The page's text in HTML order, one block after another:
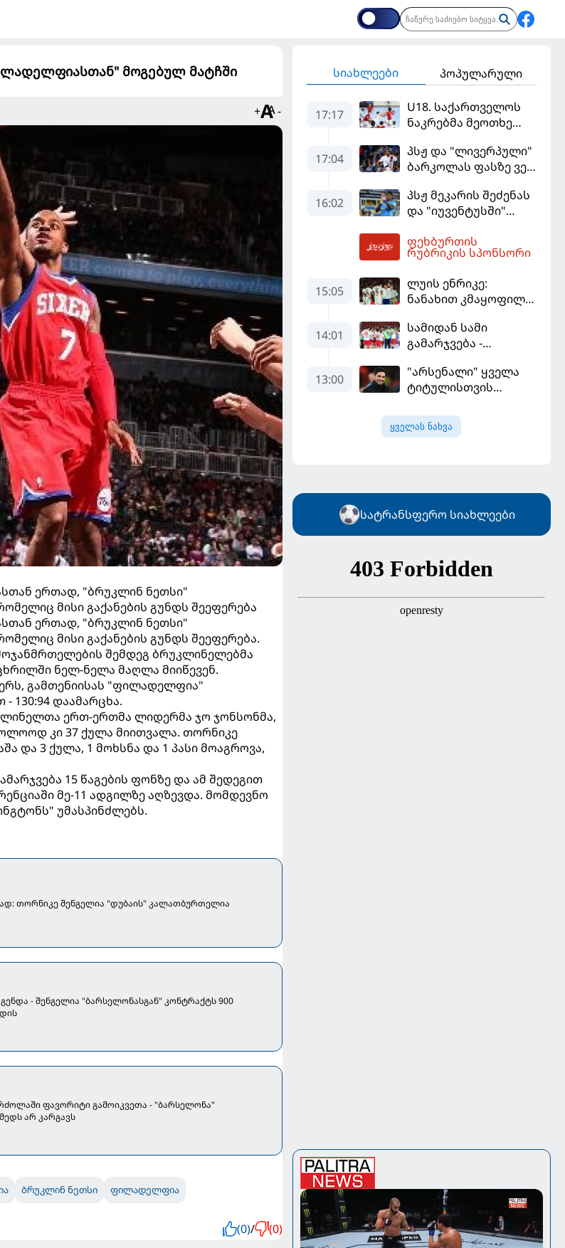
მოგებულ მატჩში
+ -
ერთად, "ბრუკლინ ნეთსი"
მისი გაქანების გუნდს შეეფერება
ერთად, "ბრუკლინ ნეთსი"
მისი გაქანების გუნდს შეეფერება.
შემდეგ ბრუკლინელებმა
ნელ-ნელა მაღლა მიიწევენ.
გამთენიისას "ფილადელფია"
130:94 დაამარცხა.
ერთ-ერთმა ლიდერმა ჯო ჯონსონმა,
კი 37 ქულა მიითვალა. თორნიკე
და 3 ქულა, 1 მოხსნა და 1 პასი მოაგროვა,
15 წაგების ფონზე და ამ შედეგით
მე-11 ადგილზე აღზევდა. მომდევნო
უმასპინძლებს.
თორნიკე შენგელია "დუბაის" კალათბურთელია
- შენგელია "ბარსელონასგან" კონტრაქტს 900
ფავორიტი გამოიკვეთა - "ბარსელონა"
არ კარგავს
ბრუკლინ ნეთსი ფილადელფია
(0)/ (0)
სიახლეები პოპულარული
17:17
U18. საქართველოს
ნაკრებმა მეოთხე
ერთპიროვნული
ლიდერი გახდა
17:04
პსჟ და "ლივერპული"
ბარკოლას ფასზე ვერ
16:02
პსჟ მეკარის შეძენას
და "იუვენტუსში"
აპირებს
ფეხბურთის
რუბრიკის სპონსორი
15:05
ლუის ენრიკე:
ნანახით კმაყოფილი
არის, რომელიც
გვინდოდა
14:01
სამიდან სამი
გამარჯვება -
დამარცხებულია
13:00
"არსენალი" ყველა
ტიტულისთვის
დინასტიის შექმნა
გვსურს" - მიკელ
ყველას ნახვა
სატრანსფერო სიახლეები